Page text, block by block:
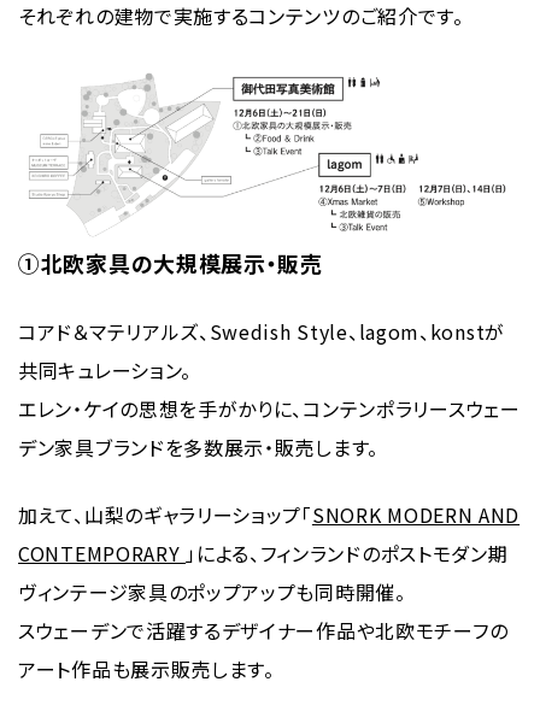
それぞれの建物で実施するコンテンツのご紹介です。
①北欧家具の大規模展示・販売
コアド＆マテリアルズ、Swedish Style、lagom、konstが
共同キュレーション。
エレン・ケイの思想を手がかりに、コンテンポラリースウェー
デン家具ブランドを多数展示・販売します。
加えて、山梨のギャラリーショップ「SNORK MODERN AND
CONTEMPORARY」による、フィンランドのポストモダン期
ヴィンテージ家具のポップアップも同時開催。
スウェーデンで活躍するデザイナー作品や北欧モチーフの
アート作品も展示販売します。